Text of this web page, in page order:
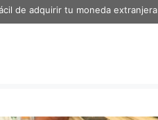
de adquirir tu moneda extranjera